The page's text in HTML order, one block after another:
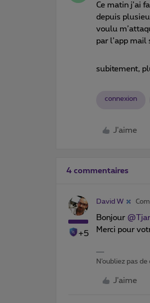
Ce matin j’ai
depuis
voulu
par l’app
subitement,
connexion
J'aime
4 commentaires
+5
David W
Bonjour ​
Merci pour
N’oubliez pas
J'aime